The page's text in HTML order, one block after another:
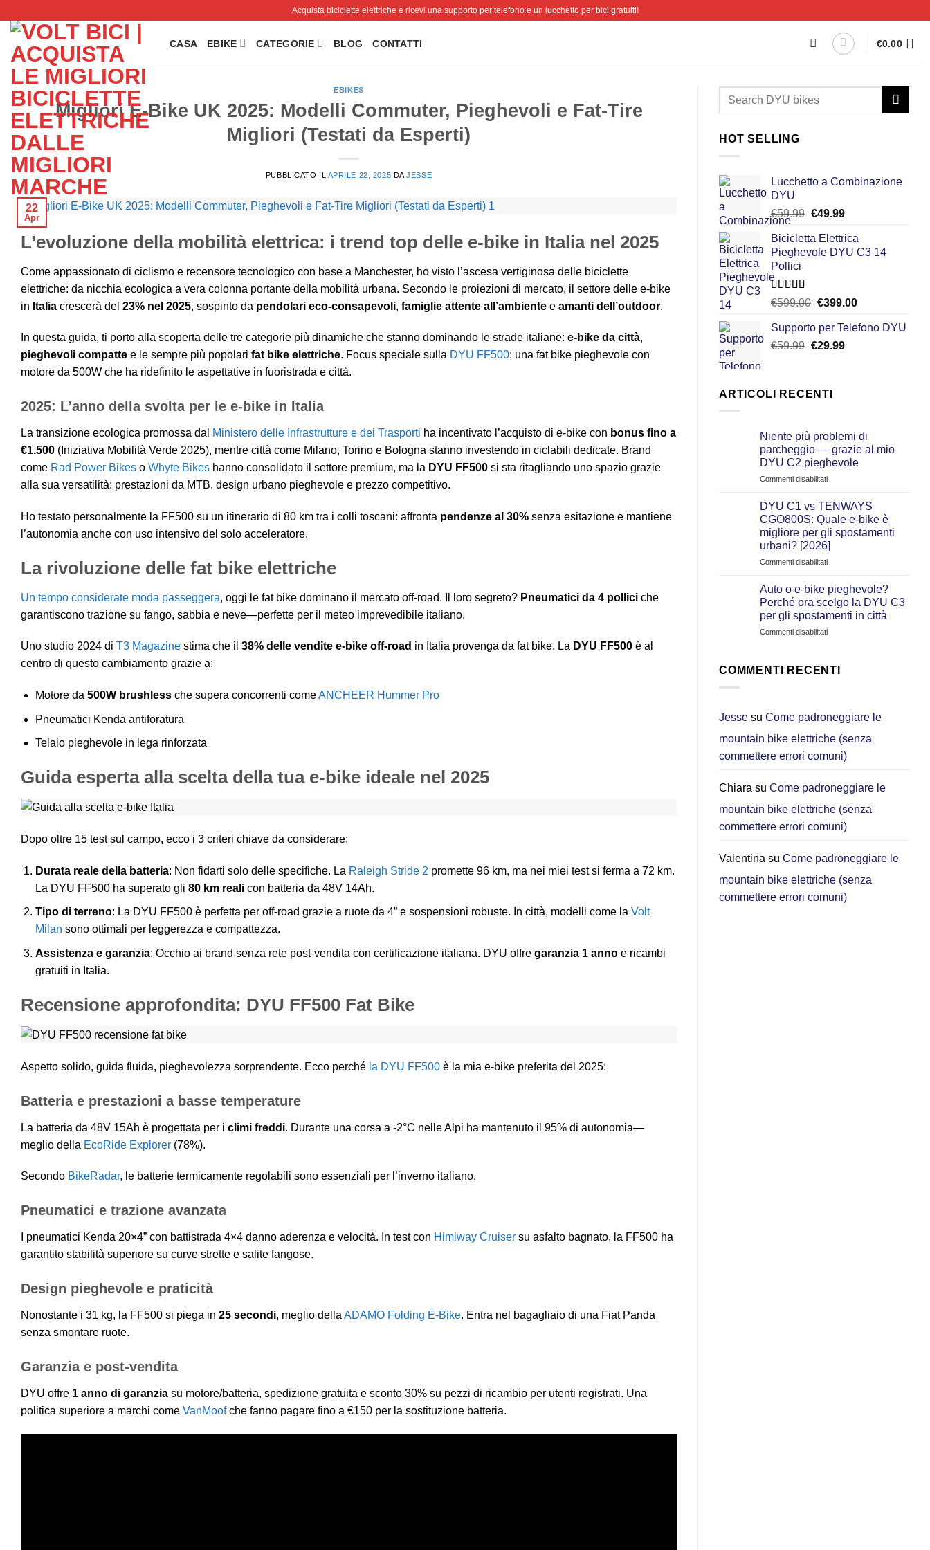
contenuti
Acquista biciclette elettriche e ricevi una supporto per telefono e un lucchetto per bici gratuiti!
CASA EBIKE CATEGORIE BLOG CONTATTI €0.00
EBIKES
Migliori E-Bike UK 2025: Modelli Commuter, Pieghevoli e Fat-Tire
Migliori (Testati da Esperti)
PUBBLICATO IL APRILE 22, 2025 DAJESSE
22
Apr
L’evoluzione della mobilità elettrica: i trend top delle e-bike in Italia nel 2025
Come appassionato di ciclismo e recensore tecnologico con base a Manchester, ho visto l’ascesa vertiginosa delle biciclette
elettriche: da nicchia ecologica a vera colonna portante della mobilità urbana. Secondo le proiezioni di mercato, il settore delle e-bike
in Italia crescerà del 23% nel 2025, sospinto da pendolari eco-consapevoli, famiglie attente all’ambiente e amanti dell’outdoor.
In questa guida, ti porto alla scoperta delle tre categorie più dinamiche che stanno dominando le strade italiane: e-bike da città,
pieghevoli compatte e le sempre più popolari fat bike elettriche. Focus speciale sulla DYU FF500: una fat bike pieghevole con
motore da 500W che ha ridefinito le aspettative in fuoristrada e città.
2025: L’anno della svolta per le e-bike in Italia
La transizione ecologica promossa dal Ministero delle Infrastrutture e dei Trasporti ha incentivato l’acquisto di e-bike con bonus fino a
€1.500 (Iniziativa Mobilità Verde 2025), mentre città come Milano, Torino e Bologna stanno investendo in ciclabili dedicate. Brand
come Rad Power Bikes o Whyte Bikes hanno consolidato il settore premium, ma la DYU FF500 si sta ritagliando uno spazio grazie
alla sua versatilità: prestazioni da MTB, design urbano pieghevole e prezzo competitivo.
Ho testato personalmente la FF500 su un itinerario di 80 km tra i colli toscani: affronta pendenze al 30% senza esitazione e mantiene
l’autonomia anche con uso intensivo del solo acceleratore.
La rivoluzione delle fat bike elettriche
Un tempo considerate moda passeggera, oggi le fat bike dominano il mercato off-road. Il loro segreto? Pneumatici da 4 pollici che
garantiscono trazione su fango, sabbia e neve—perfette per il meteo imprevedibile italiano.
Uno studio 2024 di T3 Magazine stima che il 38% delle vendite e-bike off-road in Italia provenga da fat bike. La DYU FF500 è al
centro di questo cambiamento grazie a:
Motore da 500W brushlessche supera concorrenti comeANCHEER Hummer Pro
Pneumatici Kenda antiforatura
Telaio pieghevole in lega rinforzata
Guida esperta alla scelta della tua e-bike ideale nel 2025
Dopo oltre 15 test sul campo, ecco i 3 criteri chiave da considerare:
Durata reale della batteria: Non fidarti solo delle specifiche. La Raleigh Stride 2 promette 96 km, ma nei miei test si ferma a 72 km.
La DYU FF500 ha superato gli 80 km realicon batteria da 48V 14Ah.
Tipo di terreno: La DYU FF500 è perfetta per off-road grazie a ruote da 4” e sospensioni robuste. In città, modelli come la Volt
Milan sono ottimali per leggerezza e compattezza.
Assistenza e garanzia: Occhio ai brand senza rete post-vendita con certificazione italiana. DYU offre garanzia 1 annoe ricambi
gratuiti in Italia.
Recensione approfondita: DYU FF500 Fat Bike
Aspetto solido, guida fluida, pieghevolezza sorprendente. Ecco perché la DYU FF500 è la mia e-bike preferita del 2025:
Batteria e prestazioni a basse temperature
La batteria da 48V 15Ah è progettata per i climi freddi. Durante una corsa a -2°C nelle Alpi ha mantenuto il 95% di autonomia—
meglio della EcoRide Explorer (78%).
Secondo BikeRadar, le batterie termicamente regolabili sono essenziali per l’inverno italiano.
Pneumatici e trazione avanzata
I pneumatici Kenda 20×4” con battistrada 4×4 danno aderenza e velocità. In test con Himiway Cruiser su asfalto bagnato, la FF500 ha
garantito stabilità superiore su curve strette e salite fangose.
Design pieghevole e praticità
Nonostante i 31 kg, la FF500 si piega in 25 secondi, meglio della ADAMO Folding E-Bike. Entra nel bagagliaio di una Fiat Panda
senza smontare ruote.
Garanzia e post-vendita
DYU offre 1 anno di garanzia su motore/batteria, spedizione gratuita e sconto 30% su pezzi di ricambio per utenti registrati. Una
politica superiore a marchi come VanMoofche fanno pagare fino a €150 per la sostituzione batteria.
HOT SELLING
Lucchetto a Combinazione
DYU
€59.99 Il
originale
era:
€49.99Il
attuale
è:
Bicicletta Elettrica
Pieghevole DYU C3 14
Pollici
Valutato
€599.00 Il
originale
era:
€399.00Il
attuale
Supporto per Telefono DYU
€59.99 Il
era:
€29.99Il
ARTICOLI RECENTI
Niente più problemi di
parcheggio — grazie al mio
DYU C2 pieghevole
Commenti disabilitatisu
più
problemi
di
parcheggio
—
grazie
mio
DYU
C2
pieghevole
DYU C1 vs TENWAYS
CGO800S: Quale e‑bike è
migliore per gli spostamenti
urbani? [2026]
Commenti disabilitatisu
C1
vs
TENWAYS
CGO800S:
Quale
migliore
urbani?
[2026]
Auto o e-bike pieghevole?
Perché ora scelgo la DYU C3
per gli spostamenti in città
Commenti disabilitatisu
e-
ora
scelgo
la
C3
gli
spostamenti
in
COMMENTI RECENTI
Jesse su Come padroneggiare le
mountain bike elettriche (senza
commettere errori comuni)
Chiara su Come padroneggiare le
mountain bike elettriche (senza
commettere errori comuni)
Valentina su Come padroneggiare le
mountain bike elettriche (senza
commettere errori comuni)